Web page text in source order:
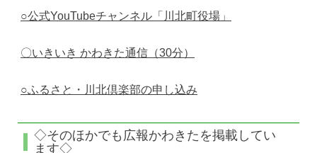
○公式YouTubeチャンネル「川北町役場」
〇いきいき かわきた通信（30分）
○ふるさと・川北倶楽部の申し込み
◇そのほかでも広報かわきたを掲載してい
ます◇